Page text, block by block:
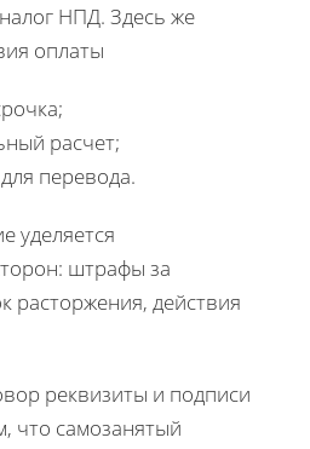
НПД. Здесь же
оплаты
расчет;
перевода.
уделяется
штрафы за
расторжения, действия
реквизиты и подписи
что самозанятый